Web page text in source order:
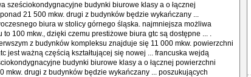
sześciokondygnacyjne budynki biurowe klasy a o łącznej
21 500 mkw. drugi z budynków będzie wykańczany ...
biura w stolicy górnego śląska. najmniejsza możliwa
to 100 mkw., dzięki czemu prestiżowe biura gtc są dostępne ... .
z budynków kompleksu znajduje się 11 000 mkw. powierzchni
jest ważną częścią kształtującej się nowej ... francuska wejdą
budynki biurowe klasy a o łącznej powierzchni
mkw. drugi z budynków będzie wykańczany ... poszukujących